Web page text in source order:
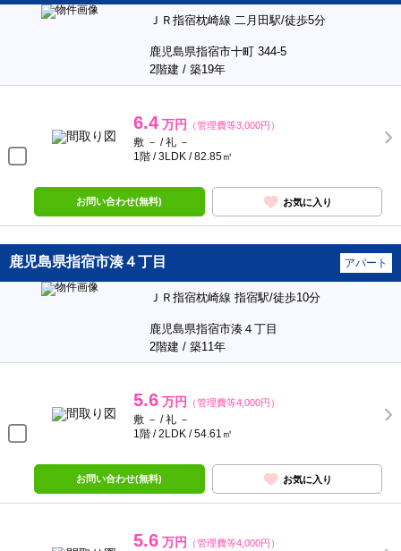
ＪＲ指宿枕崎線 二月田駅/徒歩5分
鹿児島県指宿市十町 344-5
2階建 / 築19年
6.4 万円 （管理費等3,000円）
敷 － / 礼 －
1階 / 3LDK / 82.85㎡
お問い合わせ(無料) お気に入り
鹿児島県指宿市湊４丁目 アパート
ＪＲ指宿枕崎線 指宿駅/徒歩10分
鹿児島県指宿市湊４丁目
2階建 / 築11年
5.6 万円 （管理費等4,000円）
敷 － / 礼 －
1階 / 2LDK / 54.61㎡
お問い合わせ(無料) お気に入り
5.6 万円 （管理費等4,000円）